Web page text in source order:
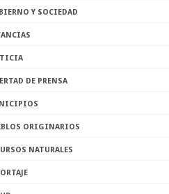
Y SOCIEDAD
DE PRENSA
ORIGINARIOS
NATURALES